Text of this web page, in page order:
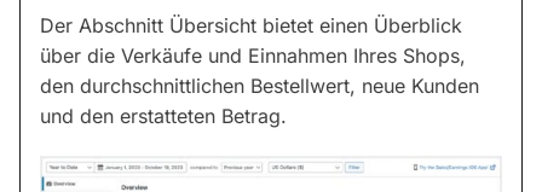
Der Abschnitt Übersicht bietet einen Überblick
über die Verkäufe und Einnahmen Ihres Shops,
den durchschnittlichen Bestellwert, neue Kunden
und den erstatteten Betrag.